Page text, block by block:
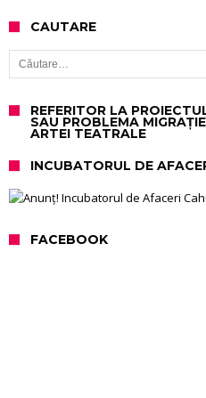
CAUTARE
Caută după:
REFERITOR LA
SAU PROBLEMA
ARTEI TEATRALE
INCUBATORUL DE
FACEBOOK